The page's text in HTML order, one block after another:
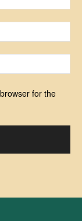
for the